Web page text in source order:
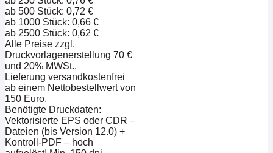
ab 500 Stück: 0,72 €
ab 1000 Stück: 0,66 €
ab 2500 Stück: 0,62 €
Alle Preise zzgl.
Druckvorlagenerstellung 70 €
und 20% MWSt..
Lieferung versandkostenfrei
ab einem Nettobestellwert von
150 Euro.
Benötigte Druckdaten:
Vektorisierte EPS oder CDR –
Dateien (bis Version 12.0) +
Kontroll-PDF – hoch